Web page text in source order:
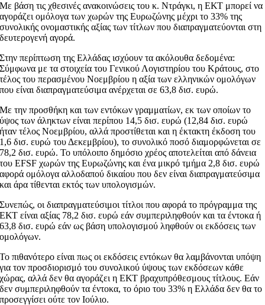
Με βάση τις χθεσινές ανακοινώσεις του κ. Ντράγκι, η ΕΚΤ μπορεί να
αγοράζει ομόλογα των χωρών της Ευρωζώνης μέχρι το 33% της
συνολικής ονομαστικής αξίας των τίτλων που διαπραγματεύονται στη
δευτερογενή αγορά.
Στην περίπτωση της Ελλάδας ισχύουν τα ακόλουθα δεδομένα:
Σύμφωνα με τα στοιχεία του Γενικού Λογιστηρίου του Κράτους, στο
τέλος του περασμένου Νοεμβρίου η αξία των ελληνικών ομολόγων
που είναι διαπραγματεύσιμα ανέρχεται σε 63,8 δισ. ευρώ.
Με την προσθήκη και των εντόκων γραμματίων, εκ των οποίων το
ύψος των άληκτων είναι περίπου 14,5 δισ. ευρώ (12,84 δισ. ευρώ
ήταν τέλος Νοεμβρίου, αλλά προστίθεται και η έκτακτη έκδοση του
1,6 δισ. ευρώ του Δεκεμβρίου), το συνολικό ποσό διαμορφώνεται σε
78,2 δισ. ευρώ. Το υπόλοιπο δημόσιο χρέος αποτελείται από δάνεια
του EFSF χωρών της Ευρωζώνης και ένα μικρό τμήμα 2,8 δισ. ευρώ
αφορά ομόλογα αλλοδαπού δικαίου που δεν είναι διαπραγματεύσιμα
και άρα τίθενται εκτός των υπολογισμών.
Συνεπώς, οι διαπραγματεύσιμοι τίτλοι που αφορά το πρόγραμμα της
ΕΚΤ είναι αξίας 78,2 δισ. ευρώ εάν συμπεριληφθούν και τα έντοκα ή
63,8 δισ. ευρώ εάν ως βάση υπολογισμού ληφθούν οι εκδόσεις των
ομολόγων.
Το πιθανότερο είναι πως οι εκδόσεις εντόκων θα λαμβάνονται υπόψη
για τον προσδιορισμό του συνολικού ύψους των εκδόσεων κάθε
χώρας, αλλά δεν θα αγοράζει η ΕΚΤ βραχυπρόθεσμους τίτλους. Εάν
δεν συμπεριληφθούν τα έντοκα, το όριο του 33% η Ελλάδα δεν θα το
προσεγγίσει ούτε τον Ιούλιο.